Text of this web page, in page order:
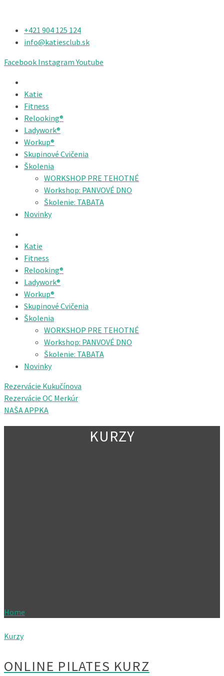
+421 904 125 124​
info@katiesclub.sk
Facebook Instagram Youtube
Katie
Fitness
Relooking®
Ladywork®
Workup®
Skupinové Cvičenia
Školenia
WORKSHOP PRE TEHOTNÉ
Workshop: PANVOVÉ DNO
Školenie: TABATA
Novinky
Katie
Fitness
Relooking®
Ladywork®
Workup®
Skupinové Cvičenia
Školenia
WORKSHOP PRE TEHOTNÉ
Workshop: PANVOVÉ DNO
Školenie: TABATA
Novinky
Rezervácie Kukučínova
Rezervácie OC Merkúr
NAŠA APPKA
KURZY
Home
Kurzy
ONLINE PILATES KURZ